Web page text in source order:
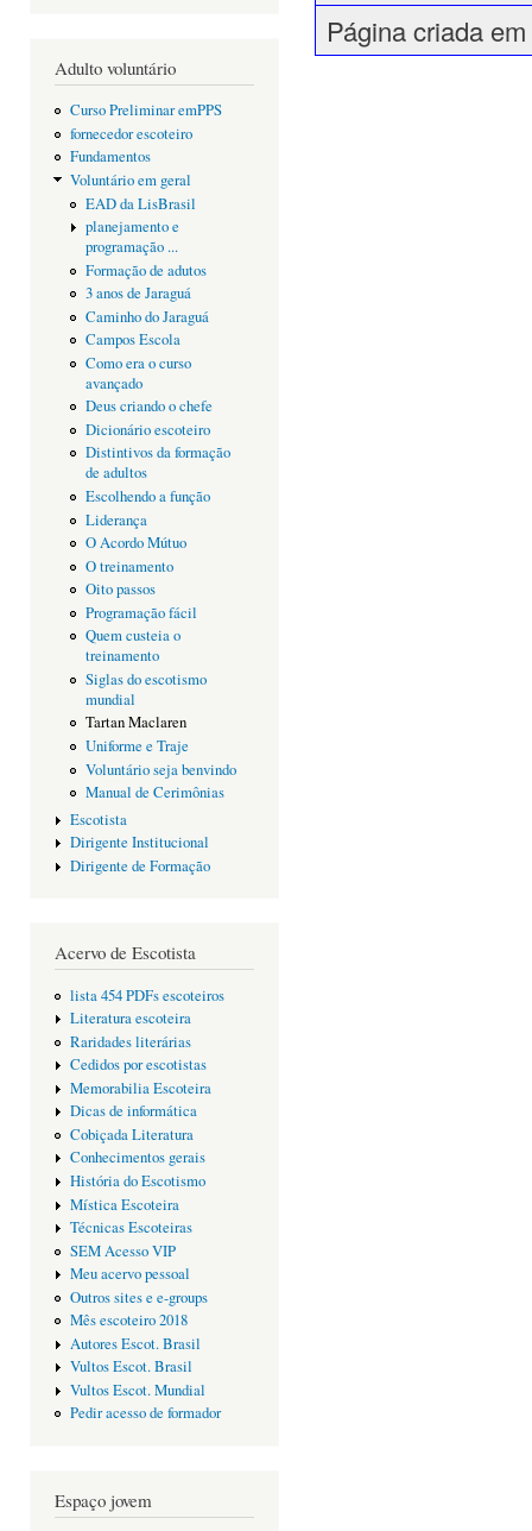
Adulto voluntário
Curso Preliminar emPPS
fornecedor escoteiro
Fundamentos
Voluntário em geral
EAD da LisBrasil
planejamento e
programação ...
Formação de adutos
3 anos de Jaraguá
Caminho do Jaraguá
Campos Escola
Como era o curso
avançado
Deus criando o chefe
Dicionário escoteiro
Distintivos da formação
de adultos
Escolhendo a função
Liderança
O Acordo Mútuo
O treinamento
Oito passos
Programação fácil
Quem custeia o
treinamento
Siglas do escotismo
mundial
Tartan Maclaren
Uniforme e Traje
Voluntário seja benvindo
Manual de Cerimônias
Escotista
Dirigente Institucional
Dirigente de Formação
Acervo de Escotista
lista 454 PDFs escoteiros
Literatura escoteira
Raridades literárias
Cedidos por escotistas
Memorabilia Escoteira
Dicas de informática
Cobiçada Literatura
Conhecimentos gerais
História do Escotismo
Mística Escoteira
Técnicas Escoteiras
SEM Acesso VIP
Meu acervo pessoal
Outros sites e e-groups
Mês escoteiro 2018
Autores Escot. Brasil
Vultos Escot. Brasil
Vultos Escot. Mundial
Pedir acesso de formador
Espaço jovem
Página criada